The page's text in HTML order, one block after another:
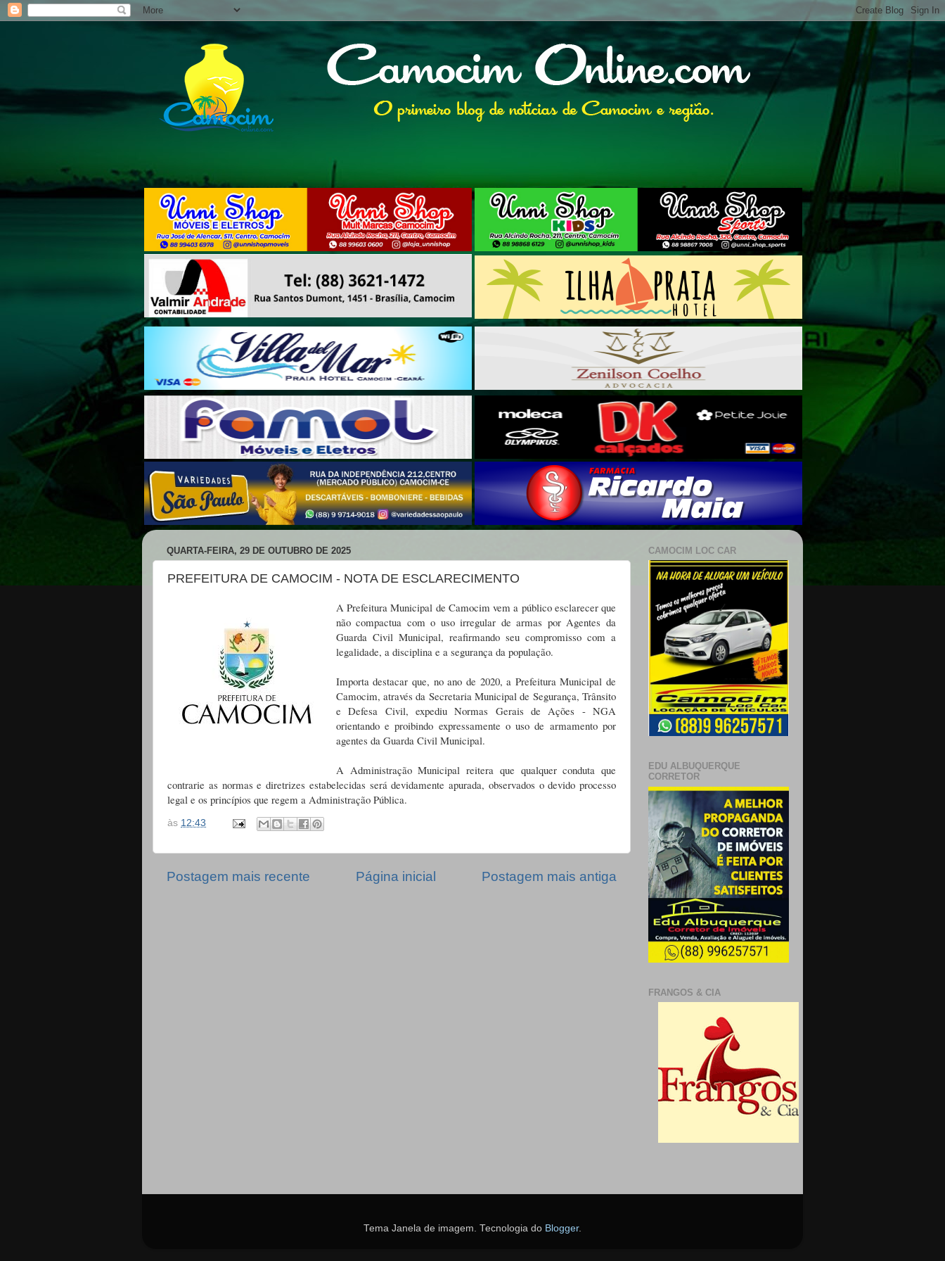
QUARTA-FEIRA, 29 DE OUTUBRO DE 2025
PREFEITURA DE CAMOCIM - NOTA DE ESCLARECIMENTO
A Prefeitura Municipal de Camocim vem a público esclarecer que
não compactua com o uso irregular de armas por Agentes da
Guarda Civil Municipal, reafirmando seu compromisso com a
legalidade, a disciplina e a segurança da população.
Importa destacar que, no ano de 2020, a Prefeitura Municipal de
Camocim, através da Secretaria Municipal de Segurança, Trânsito
e Defesa Civil, expediu Normas Gerais de Ações - NGA
orientando e proibindo expressamente o uso de armamento por
agentes da Guarda Civil Municipal.
A Administração Municipal reitera que qualquer conduta que
contrarie as normas e diretrizes estabelecidas será devidamente apurada, observados o devido processo
legal e os princípios que regem a Administração Pública.
às 12:43
Postagem mais recente Postagem mais antiga
Página inicial
CAMOCIM LOC CAR
EDU ALBUQUERQUE
CORRETOR
FRANGOS & CIA
Tema Janela de imagem. Tecnologia do Blogger.